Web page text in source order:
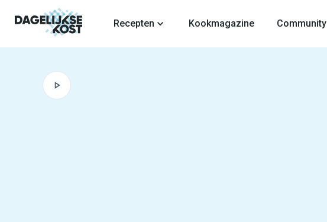
Recepten
Kookmagazine Community